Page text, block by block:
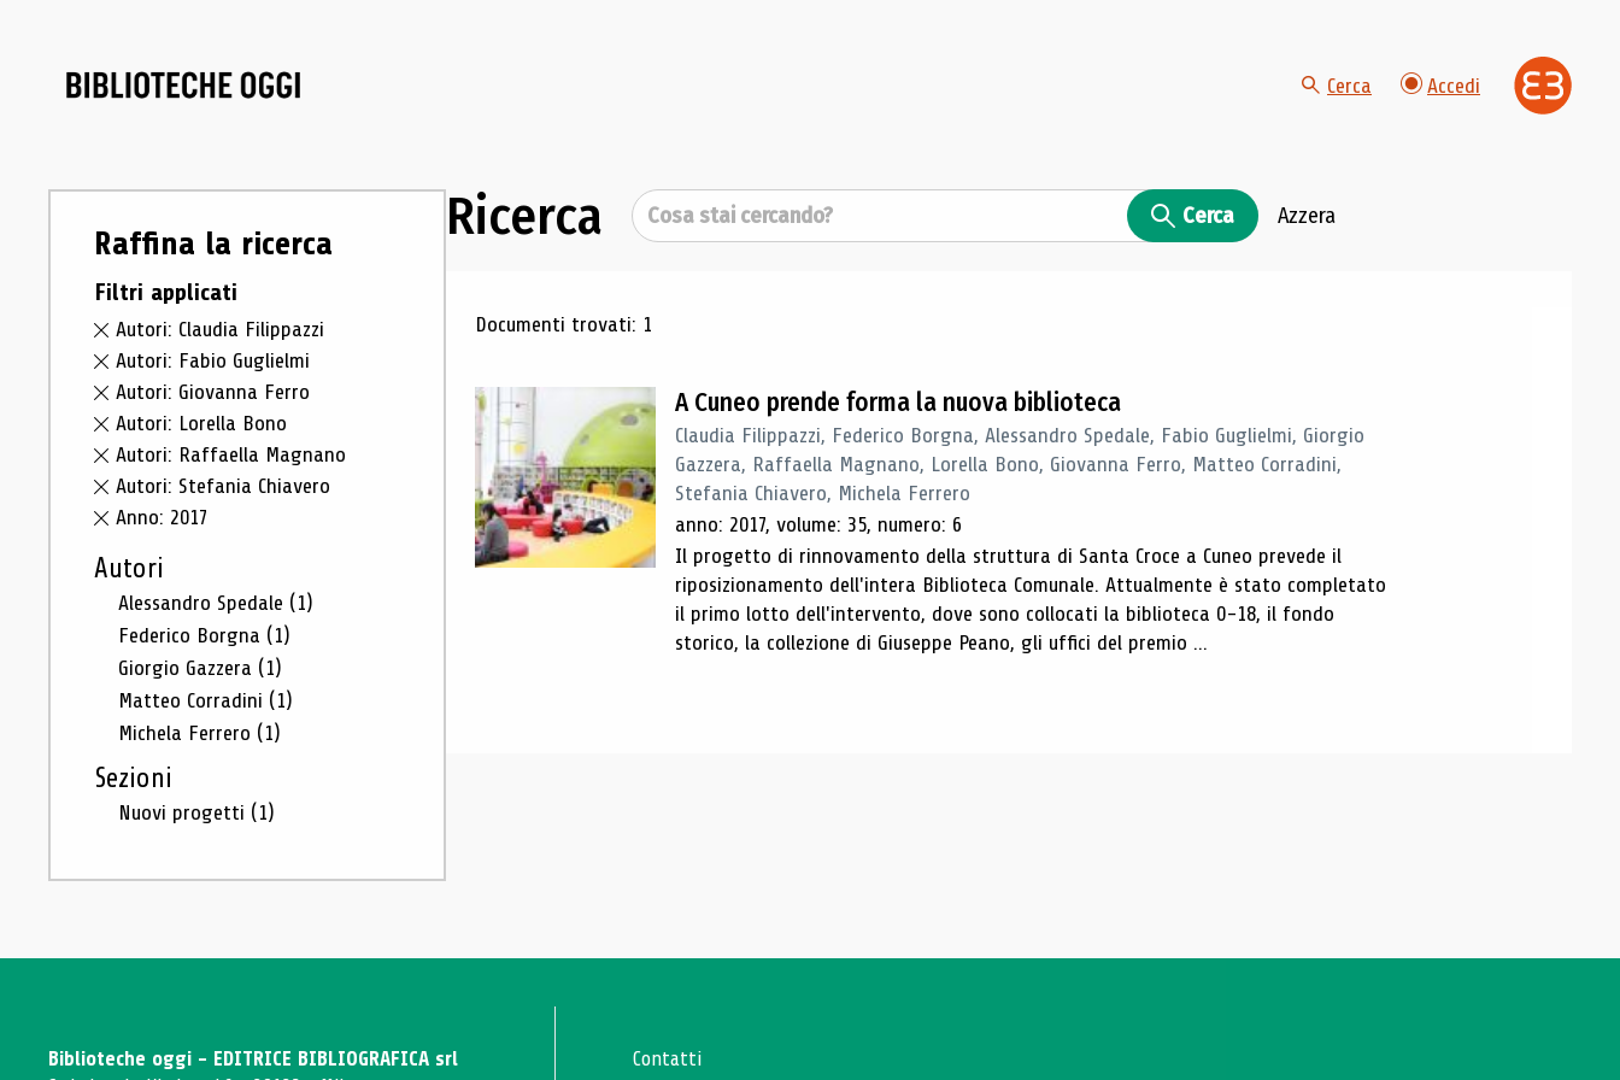
Cerca Accedi
Raffina la ricerca
Filtri applicati
Autori: Claudia Filippazzi
Autori: Fabio Guglielmi
Autori: Giovanna Ferro
Autori: Lorella Bono
Autori: Raffaella Magnano
Autori: Stefania Chiavero
Anno: 2017
Autori
Alessandro Spedale (1)
Federico Borgna (1)
Giorgio Gazzera (1)
Matteo Corradini (1)
Michela Ferrero (1)
Sezioni
Nuovi progetti (1)
Ricerca Cerca Cerca Azzera
Risultati di ricerca
Documenti trovati: 1
A Cuneo prende forma la nuova biblioteca
Claudia Filippazzi, Federico Borgna, Alessandro Spedale, Fabio Guglielmi, Giorgio
Gazzera, Raffaella Magnano, Lorella Bono, Giovanna Ferro, Matteo Corradini,
Stefania Chiavero, Michela Ferrero
anno: 2017, volume: 35, numero: 6
Il progetto di rinnovamento della struttura di Santa Croce a Cuneo prevede il
riposizionamento dell'intera Biblioteca Comunale. Attualmente è stato completato
il primo lotto dell'intervento, dove sono collocati la biblioteca 0-18, il fondo
storico, la collezione di Giuseppe Peano, gli uffici del premio ...
Biblioteche oggi - EDITRICE BIBLIOGRAFICA srl
Contatti